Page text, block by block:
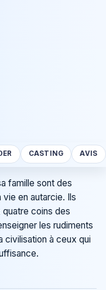
CASTING AVIS
famille sont des
en autarcie. Ils
coins des
les rudiments
civilisation à ceux qui